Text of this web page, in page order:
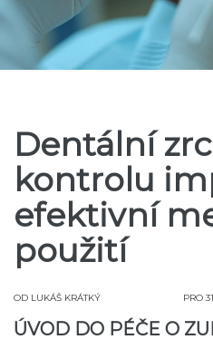
Dentální
kontrolu
efektivní
použití
OD LUKÁŠ KRÁTKÝ PRO
ÚVOD DO PÉČE O